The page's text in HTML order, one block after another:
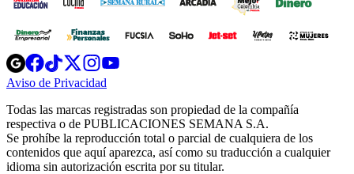
Opens
in
new
Opens
in
new
Opens
in
new
window
Opens
new
windowwindow
Aviso de Privacidad
new
window
Todas las marcas registradas son propiedad de la compañía
respectiva o de PUBLICACIONES SEMANA S.A.
Se prohíbe la reproducción total o parcial de cualquiera de los
contenidos que aquí aparezca, así como su traducción a cualquier
idioma sin autorización escrita por su titular.